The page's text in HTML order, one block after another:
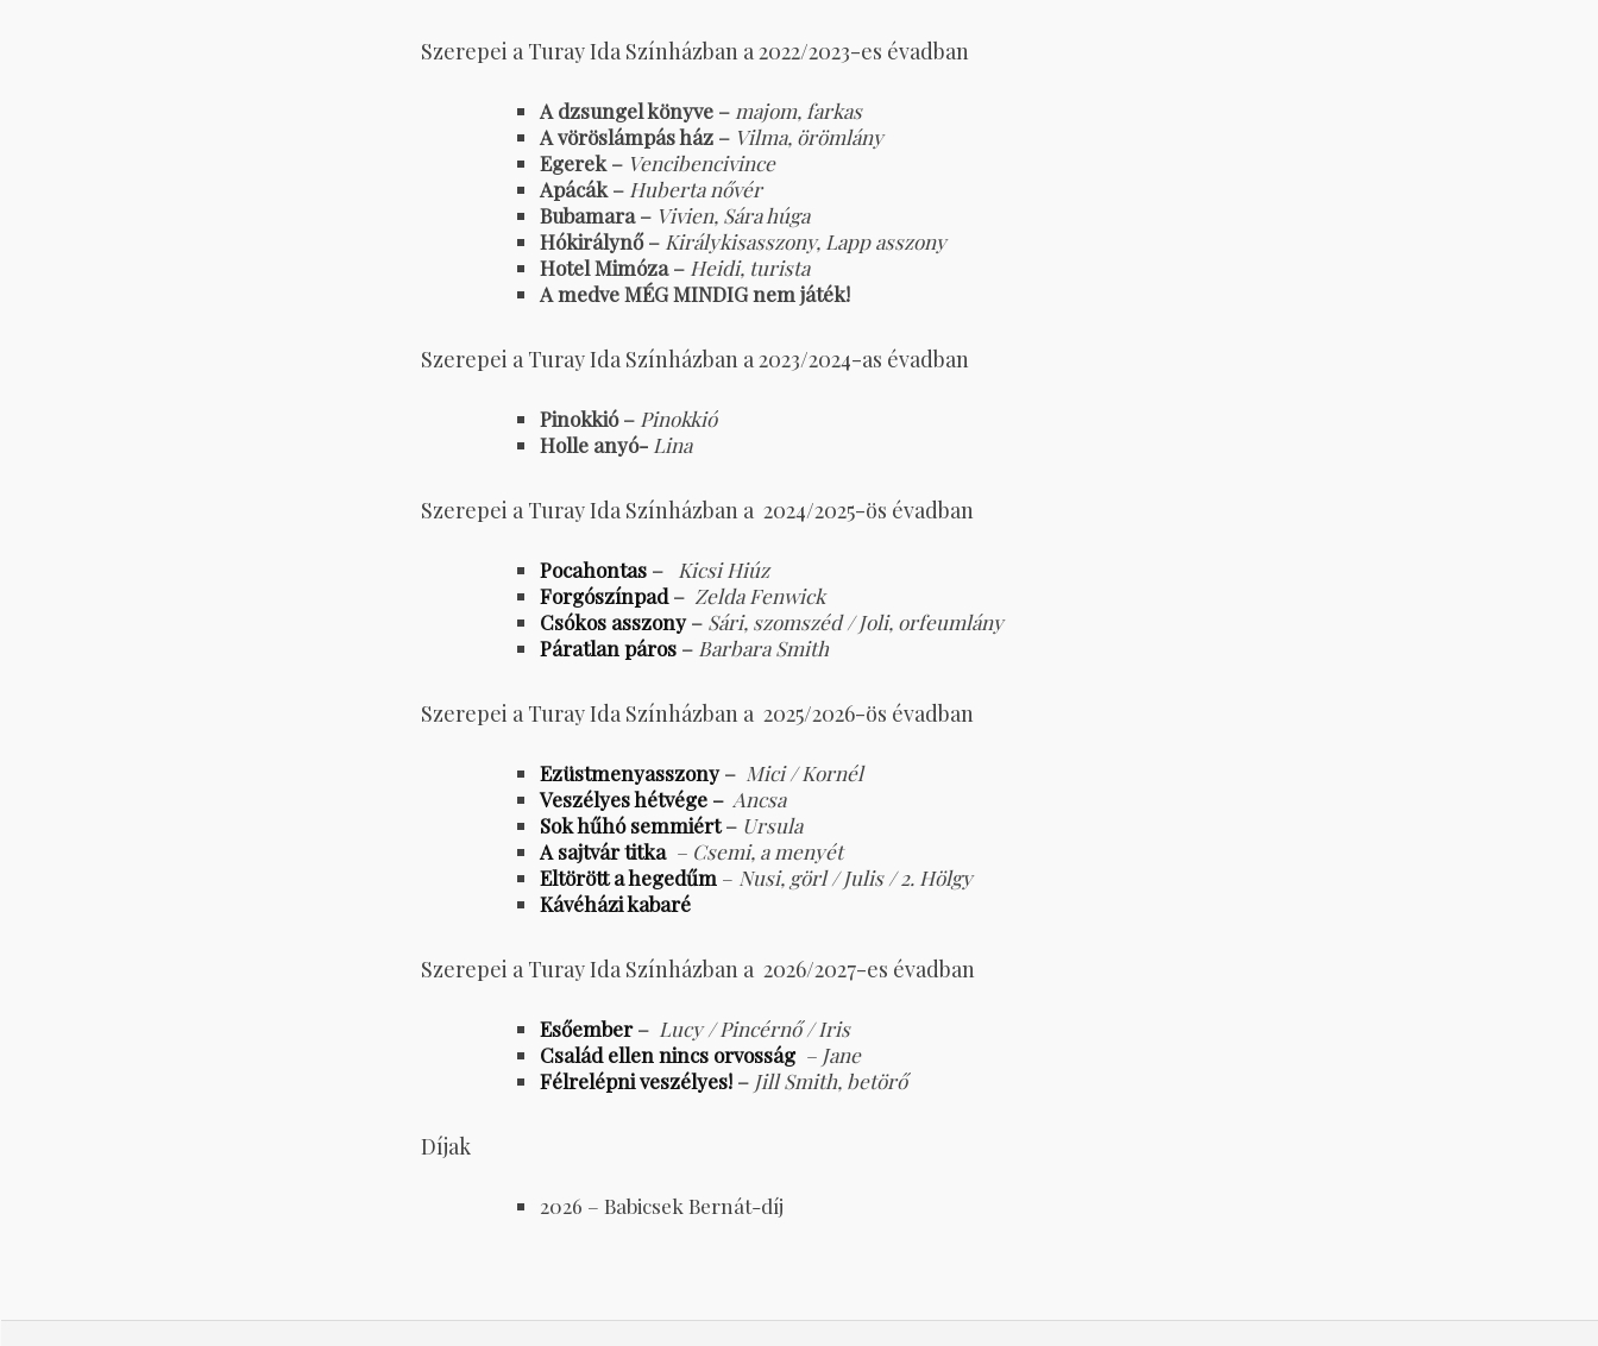
Szerepei a Turay Ida Színházban a 2022/2023-es évadban
A dzsungel könyve – majom, farkas
A vöröslámpás ház – Vilma, örömlány
Egerek – Vencibencivince
Apácák – Huberta nővér
Bubamara – Vivien, Sára húga
Hókirálynő – Királykisasszony, Lapp asszony
Hotel Mimóza – Heidi, turista
A medve MÉG MINDIG nem játék!
Szerepei a Turay Ida Színházban a 2023/2024-as évadban
Pinokkió – Pinokkió
Holle anyó- Lina
Szerepei a Turay Ida Színházban a 2024/2025-ös évadban
Pocahontas–
Kicsi Hiúz
Forgószínpad– Zelda Fenwick
Csókos asszony– Sári, szomszéd / Joli, orfeumlány
Páratlan páros– Barbara Smith
Szerepei a Turay Ida Színházban a 2025/2026-ös évadban
Ezüstmenyasszony–Mici / Kornél
Veszélyes hétvége – Ancsa
Sok hűhó semmiért– Ursula
A sajtvár titka – Csemi, a menyét
Eltörött a hegedűm – Nusi, görl / Julis / 2. Hölgy
Kávéházi kabaré
Szerepei a Turay Ida Színházban a 2026/2027-es évadban
Esőember–Lucy / Pincérnő / Iris
Család ellen nincs orvosság – Jane
Félrelépni veszélyes!– Jill Smith, betörő
Díjak
2026 – Babicsek Bernát-díj